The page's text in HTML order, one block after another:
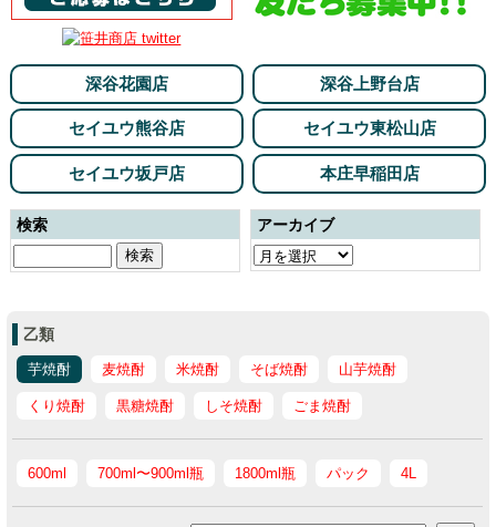
深谷花園店 深谷上野台店
セイユウ熊谷店 セイユウ東松山店
セイユウ坂戸店 本庄早稲田店
検索 アーカイブ
乙類
芋焼酎 麦焼酎 米焼酎 そば焼酎 山芋焼酎
くり焼酎 黒糖焼酎 しそ焼酎 ごま焼酎
600ml 700ml〜900ml瓶 1800ml瓶 パック 4L